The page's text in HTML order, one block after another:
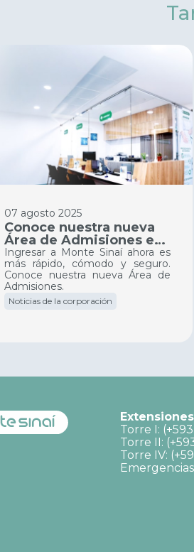
07 agosto 2025
Conoce nuestra nueva
Área de Admisiones en
Monte Sinaí
Ingresar a Monte Sinaí ahora es
más rápido, cómodo y seguro.
Conoce nuestra nueva Área de
Admisiones.
Noticias de la corporación
Torre I:
Torre II:
Torre IV: